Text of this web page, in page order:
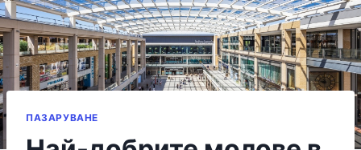
ПАЗАРУВАНЕ